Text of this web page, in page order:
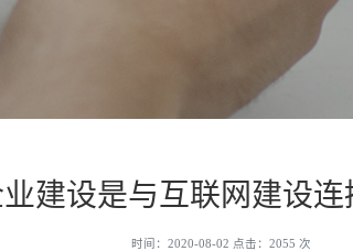
建设是与互联网建设连
时间：2020-08-02 点击：2055 次